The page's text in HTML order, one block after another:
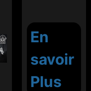
En
savoir
Plus